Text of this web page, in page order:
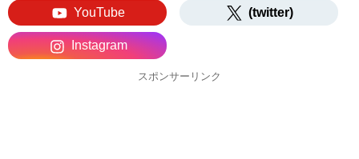
YouTube (twitter)
Instagram
スポンサーリンク